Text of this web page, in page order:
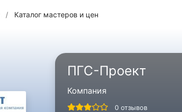
/ Каталог мастеров и цен
ПГС-Проект
Компания
0 отзывов